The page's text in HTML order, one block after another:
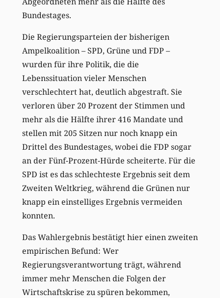
Bundestages.
Die Regierungsparteien der bisherigen
Ampelkoalition – SPD, Grüne und FDP –
wurden für ihre Politik, die die
Lebenssituation vieler Menschen
verschlechtert hat, deutlich abgestraft. Sie
verloren über 20 Prozent der Stimmen und
mehr als die Hälfte ihrer 416 Mandate und
stellen mit 205 Sitzen nur noch knapp ein
Drittel des Bundestages, wobei die FDP sogar
an der Fünf-Prozent-Hürde scheiterte. Für die
SPD ist es das schlechteste Ergebnis seit dem
Zweiten Weltkrieg, während die Grünen nur
knapp ein einstelliges Ergebnis vermeiden
konnten.
Das Wahlergebnis bestätigt hier einen zweiten
empirischen Befund: Wer
Regierungsverantwortung trägt, während
immer mehr Menschen die Folgen der
Wirtschaftskrise zu spüren bekommen,